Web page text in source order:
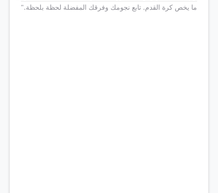
ما يخص كرة القدم. تابع نجومك وفرقك المفضلة لحظة بلحظة."